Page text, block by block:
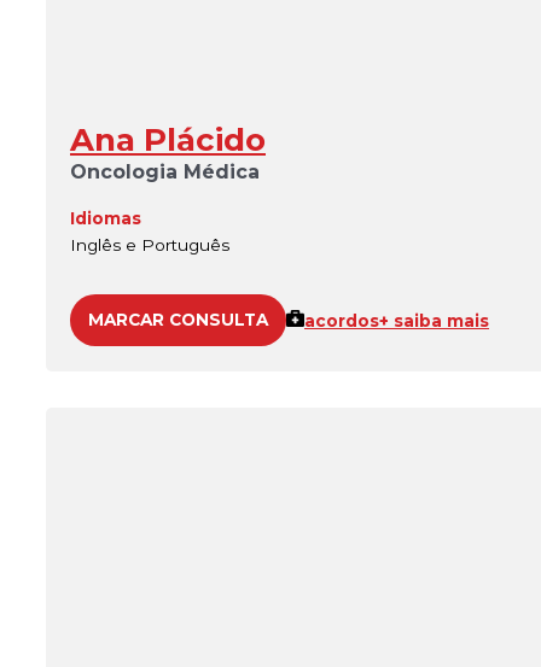
Ana Plácido
Oncologia Médica
Idiomas
Inglês e Português
MARCAR CONSULTA acordos+ saiba mais